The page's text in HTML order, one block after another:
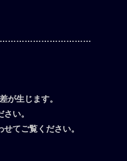
が生じます。
い。
せてご覧ください。